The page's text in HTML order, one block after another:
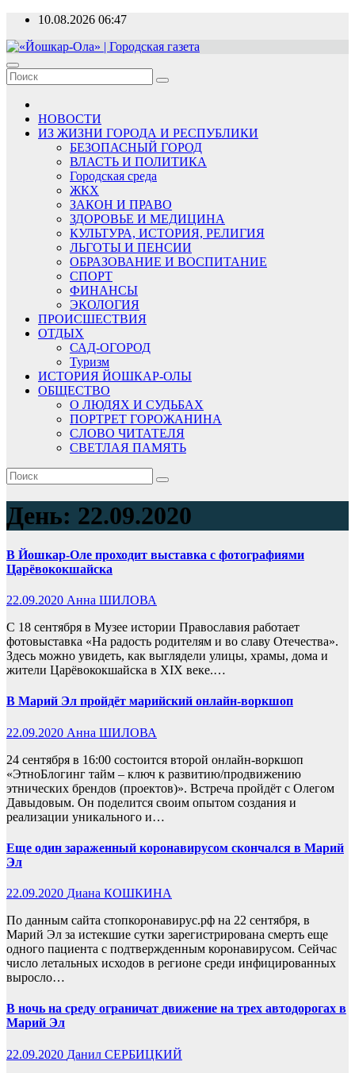
Перейти
содержимому
10.08.2026 06:47
«Йошкар-Ола» | Городская газета
Новости, события, люди
НОВОСТИ
ИЗ ЖИЗНИ ГОРОДА И РЕСПУБЛИКИ
БЕЗОПАСНЫЙ ГОРОД
ВЛАСТЬ И ПОЛИТИКА
Городская среда
ЖКХ
ЗАКОН И ПРАВО
ЗДОРОВЬЕ И МЕДИЦИНА
КУЛЬТУРА, ИСТОРИЯ, РЕЛИГИЯ
ЛЬГОТЫ И ПЕНСИИ
ОБРАЗОВАНИЕ И ВОСПИТАНИЕ
СПОРТ
ФИНАНСЫ
ЭКОЛОГИЯ
ПРОИСШЕСТВИЯ
ОТДЫХ
САД-ОГОРОД
Туризм
ИСТОРИЯ ЙОШКАР-ОЛЫ
ОБЩЕСТВО
О ЛЮДЯХ И СУДЬБАХ
ПОРТРЕТ ГОРОЖАНИНА
СЛОВО ЧИТАТЕЛЯ
СВЕТЛАЯ ПАМЯТЬ
День: 22.09.2020
В Йошкар-Оле проходит выставка с фотографиями
Царёвококшайска
22.09.2020 Анна ШИЛОВА
С 18 сентября в Музее истории Православия работает
фотовыставка «На радость родителям и во славу Отечества».
Здесь можно увидеть, как выглядели улицы, храмы, дома и
жители Царёвококшайска в XIX веке.…
В Марий Эл пройдёт марийский онлайн-воркшоп
22.09.2020 Анна ШИЛОВА
24 сентября в 16:00 состоится второй онлайн-воркшоп
«ЭтноБлогинг тайм – ключ к развитию/продвижению
этнических брендов (проектов)». Встреча пройдёт с Олегом
Давыдовым. Он поделится своим опытом создания и
реализации уникального и…
Еще один зараженный коронавирусом скончался в Марий
Эл
22.09.2020 Диана КОШКИНА
По данным сайта стопкоронавирус.рф на 22 сентября, в
Марий Эл за истекшие сутки зарегистрирована смерть еще
одного пациента с подтвержденным коронавирусом. Сейчас
число летальных исходов в регионе среди инфицированных
выросло…
В ночь на среду ограничат движение на трех автодорогах в
Марий Эл
22.09.2020 Данил СЕРБИЦКИЙ